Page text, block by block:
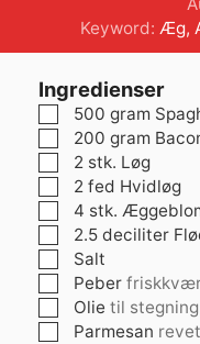
Keyword:Æg,
Ingredienser
▢
500 gram
▢
200 gram
▢
2 stk. Løg
▢
2 fed Hvidløg
▢
4 stk.
▢
2.5 deciliter
▢
Salt
▢
Peber
▢
Olie til stegning
▢
Parmesan